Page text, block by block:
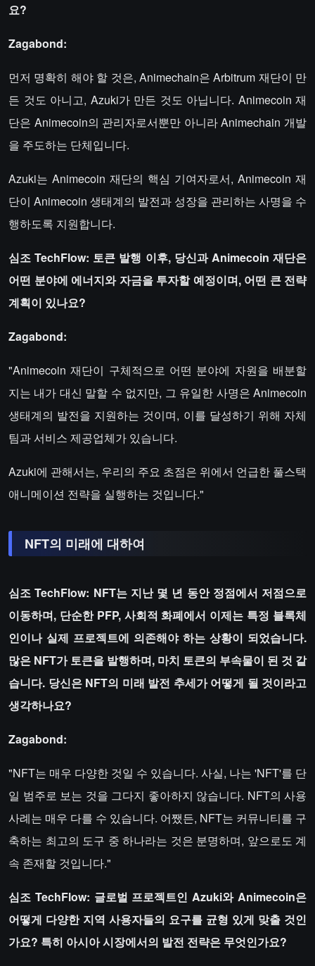
요?
Zagabond:
먼저 명확히 해야 할 것은, Animechain은 Arbitrum 재단이 만
든 것도 아니고, Azuki가 만든 것도 아닙니다. Animecoin 재
단은 Animecoin의 관리자로서뿐만 아니라 Animechain 개발
을 주도하는 단체입니다.
Azuki는 Animecoin 재단의 핵심 기여자로서, Animecoin 재
단이 Animecoin 생태계의 발전과 성장을 관리하는 사명을 수
행하도록 지원합니다.
심조 TechFlow: 토큰 발행 이후, 당신과 Animecoin 재단은
어떤 분야에 에너지와 자금을 투자할 예정이며, 어떤 큰 전략
계획이 있나요?
Zagabond:
"Animecoin 재단이 구체적으로 어떤 분야에 자원을 배분할
지는 내가 대신 말할 수 없지만, 그 유일한 사명은 Animecoin
생태계의 발전을 지원하는 것이며, 이를 달성하기 위해 자체
팀과 서비스 제공업체가 있습니다.
Azuki에 관해서는, 우리의 주요 초점은 위에서 언급한 풀스택
애니메이션 전략을 실행하는 것입니다."
NFT의 미래에 대하여
심조 TechFlow: NFT는 지난 몇 년 동안 정점에서 저점으로
이동하며, 단순한 PFP, 사회적 화폐에서 이제는 특정 블록체
인이나 실제 프로젝트에 의존해야 하는 상황이 되었습니다.
많은 NFT가 토큰을 발행하며, 마치 토큰의 부속물이 된 것 같
습니다. 당신은 NFT의 미래 발전 추세가 어떻게 될 것이라고
생각하나요?
Zagabond:
"NFT는 매우 다양한 것일 수 있습니다. 사실, 나는 'NFT'를 단
일 범주로 보는 것을 그다지 좋아하지 않습니다. NFT의 사용
사례는 매우 다를 수 있습니다. 어쨌든, NFT는 커뮤니티를 구
축하는 최고의 도구 중 하나라는 것은 분명하며, 앞으로도 계
속 존재할 것입니다."
심조 TechFlow: 글로벌 프로젝트인 Azuki와 Animecoin은
어떻게 다양한 지역 사용자들의 요구를 균형 있게 맞출 것인
가요? 특히 아시아 시장에서의 발전 전략은 무엇인가요?